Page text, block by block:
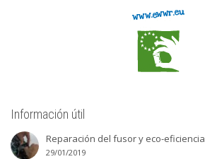
Información útil
Reparación del fusor y eco-eficiencia
29/01/2019